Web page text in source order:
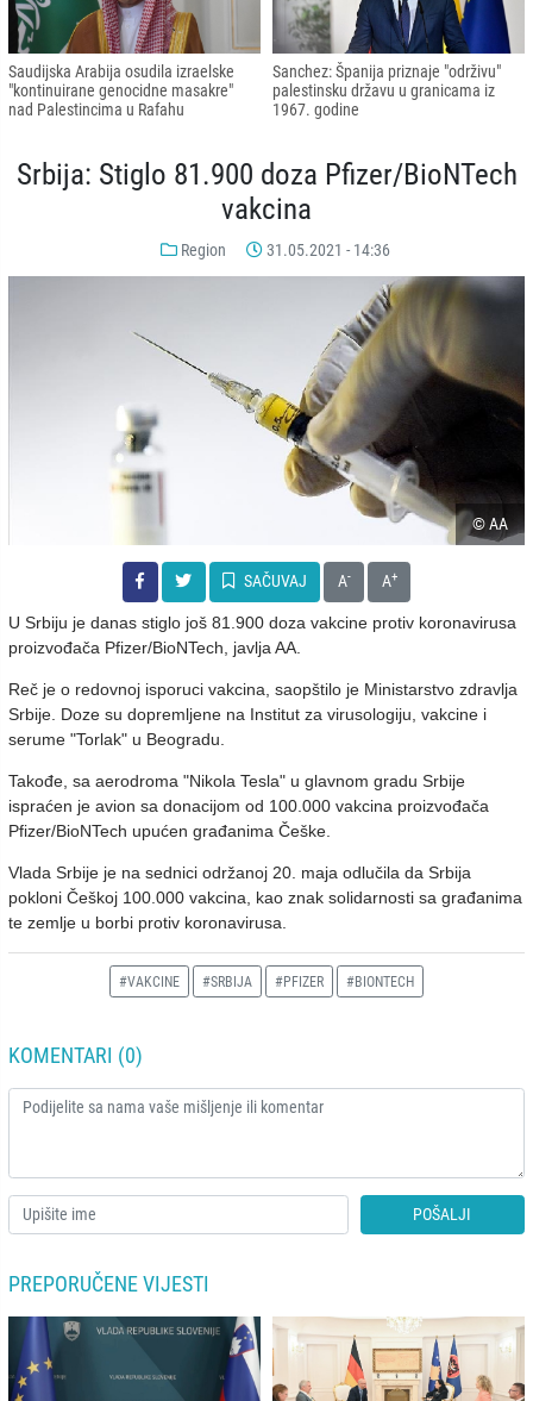
Saudijska Arabija osudila izraelske
"kontinuirane genocidne masakre"
nad Palestincima u Rafahu
Sanchez: Španija priznaje "održivu"
palestinsku državu u granicama iz
1967. godine
Srbija: Stiglo 81.900 doza Pfizer/BioNTech
vakcina
Region 31.05.2021 - 14:36
© AA
SAČUVAJ A- A+
U Srbiju je danas stiglo još 81.900 doza vakcine protiv koronavirusa
proizvođača Pfizer/BioNTech, javlja AA.
Reč je o redovnoj isporuci vakcina, saopštilo je Ministarstvo zdravlja
Srbije. Doze su dopremljene na Institut za virusologiju, vakcine i
serume "Torlak" u Beogradu.
Takođe, sa aerodroma "Nikola Tesla" u glavnom gradu Srbije
ispraćen je avion sa donacijom od 100.000 vakcina proizvođača
Pfizer/BioNTech upućen građanima Češke.
Vlada Srbije je na sednici održanoj 20. maja odlučila da Srbija
pokloni Češkoj 100.000 vakcina, kao znak solidarnosti sa građanima
te zemlje u borbi protiv koronavirusa.
#VAKCINE #SRBIJA #PFIZER #BIONTECH
KOMENTARI (0)
POŠALJI
PREPORUČENE VIJESTI